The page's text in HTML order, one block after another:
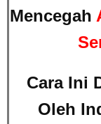
Mencegah
Cara Ini
Oleh